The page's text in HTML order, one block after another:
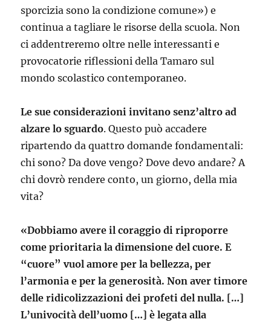
sporcizia sono la condizione comune») e
continua a tagliare le risorse della scuola. Non
ci addentreremo oltre nelle interessanti e
provocatorie riflessioni della Tamaro sul
mondo scolastico contemporaneo.
Le sue considerazioni invitano senz’altro ad
alzare lo sguardo. Questo può accadere
ripartendo da quattro domande fondamentali:
chi sono? Da dove vengo? Dove devo andare? A
chi dovrò rendere conto, un giorno, della mia
vita?
«Dobbiamo avere il coraggio di riproporre
come prioritaria la dimensione del cuore. E
“cuore” vuol amore per la bellezza, per
l’armonia e per la generosità. Non aver timore
delle ridicolizzazioni dei profeti del nulla. […]
L’univocità dell’uomo […] è legata alla